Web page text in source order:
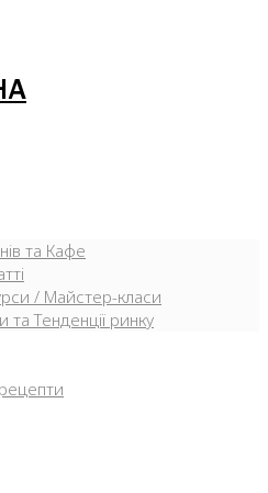
та Кафе
/ Майстер-класи
та Тенденції ринку